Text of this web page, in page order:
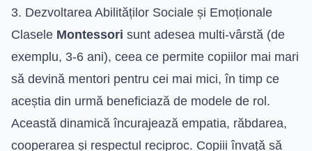
3. Dezvoltarea Abilităților Sociale și Emoționale
Clasele Montessori sunt adesea multi-vârstă (de
exemplu, 3-6 ani), ceea ce permite copiilor mai mari
să devină mentori pentru cei mai mici, în timp ce
aceștia din urmă beneficiază de modele de rol.
Această dinamică încurajează empatia, răbdarea,
cooperarea și respectul reciproc. Copiii învață să